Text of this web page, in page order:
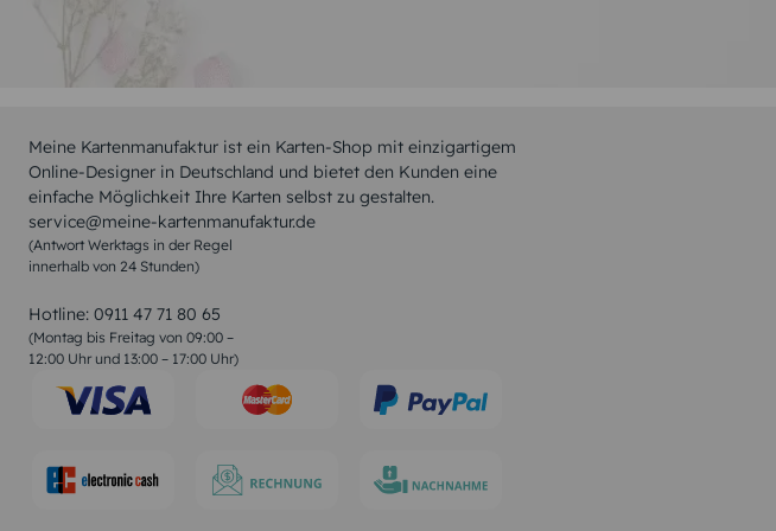
Meine Kartenmanufaktur ist ein Karten-Shop mit einzigartigem
Online-Designer in Deutschland und bietet den Kunden eine
einfache Möglichkeit Ihre Karten selbst zu gestalten.
service@meine-kartenmanufaktur.de
(Antwort Werktags in der Regel
innerhalb von 24 Stunden)
Hotline: 0911 47 71 80 65
(Montag bis Freitag von 09:00 –
12:00 Uhr und 13:00 – 17:00 Uhr)